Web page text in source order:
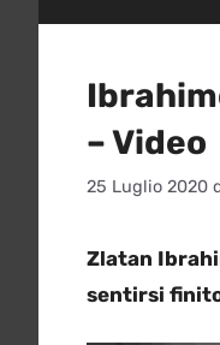
– Video
25 Luglio 2020
Zlatan
sentirsi